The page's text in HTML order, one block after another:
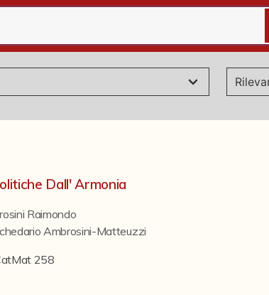
Dall' Armonia
Raimondo
Ambrosini-Matteuzzi
258